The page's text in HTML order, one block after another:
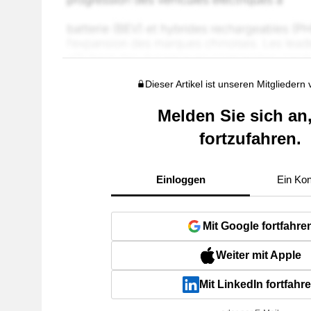
Dieser Artikel ist unseren Mitgliedern
Melden Sie sich
fortzufahren.
Einloggen Ein
Mit Google
Weiter mit Apple
Mit LinkedIn